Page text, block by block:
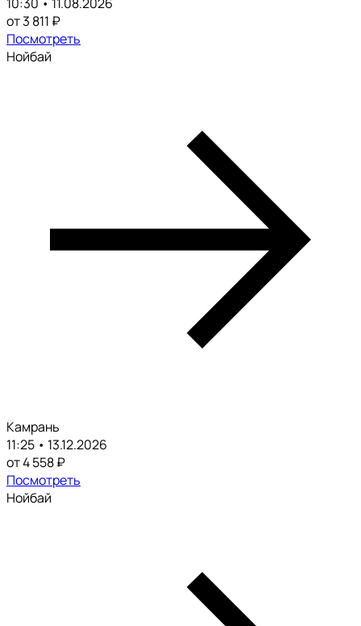
от 3 811 ₽
Посмотреть
Нойбай
Камрань
11:25 • 13.12.2026
от 4 558 ₽
Посмотреть
Нойбай